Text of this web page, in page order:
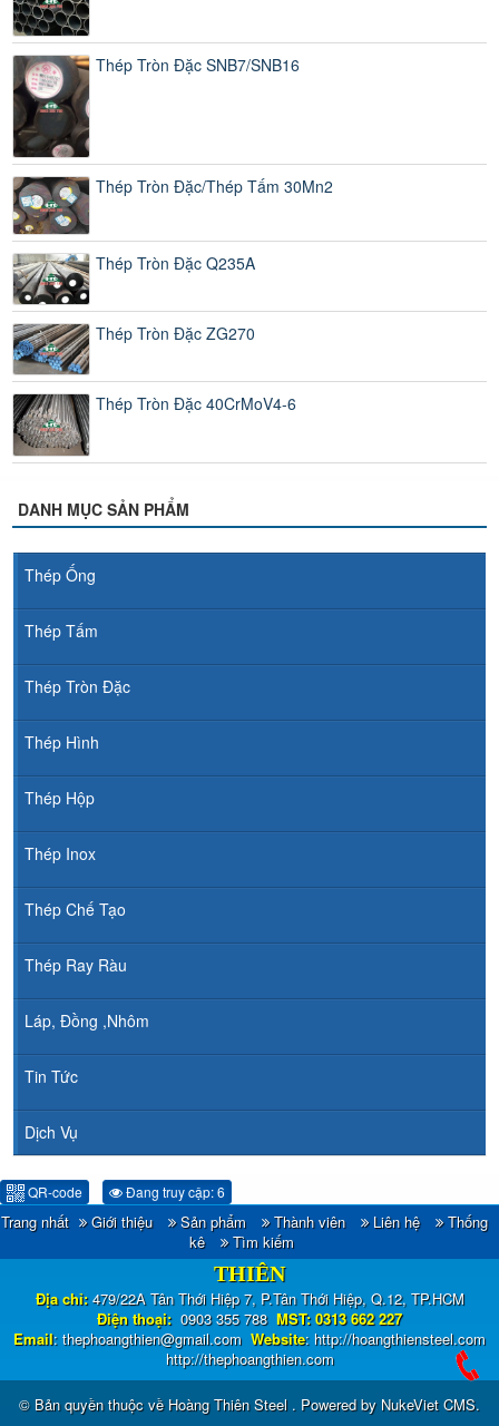
Thép Tròn Đặc SNB7/SNB16
Thép Tròn Đặc/Thép Tấm 30Mn2
Thép Tròn Đặc Q235A
Thép Tròn Đặc ZG270
Thép Tròn Đặc 40CrMoV4-6
DANH MỤC SẢN PHẨM
Thép Ống
Thép Tấm
Thép Tròn Đặc
Thép Hình
Thép Hộp
Thép Inox
Thép Chế Tạo
Thép Ray Ràu
Láp, Đồng ,Nhôm
Tin Tức
Dịch Vụ
QR-code Đang truy cập: 6
Trang nhất Giới thiệu Sản phẩm Thành viên Liên hệ
Thống
kê
Tìm kiếm
CÔNG TY TNHH ĐẦU TƯ TM - XNK HOÀNG
THIÊN
Địa chỉ:479/22A Tân Thới Hiệp 7, P.Tân Thới Hiệp, Q.12, TP.HCM
Điện thoại: 0903 355 788 MST: 0313 662 227
Email: thephoangthien@gmail.com Website: http://hoangthiensteel.com
http://thephoangthien.com
© Bản quyền thuộc về Hoàng Thiên Steel . Powered by NukeViet CMS.